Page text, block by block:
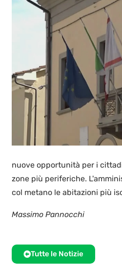
nuove opportunità per i
zone più periferiche.
col metano le abitazioni più
Massimo Pannocchi
Tutte le Notizie